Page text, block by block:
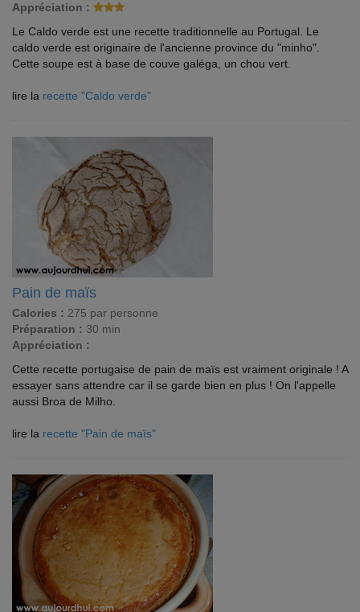
Appréciation :
Le Caldo verde est une recette traditionnelle au Portugal. Le
caldo verde est originaire de l'ancienne province du "minho".
Cette soupe est à base de couve galéga, un chou vert.
lire la recette "Caldo verde"
Pain de maïs
Calories : 275 par personne
Préparation : 30 min
Appréciation :
Cette recette portugaise de pain de maïs est vraiment originale ! A
essayer sans attendre car il se garde bien en plus ! On l'appelle
aussi Broa de Milho.
lire la recette "Pain de maïs"